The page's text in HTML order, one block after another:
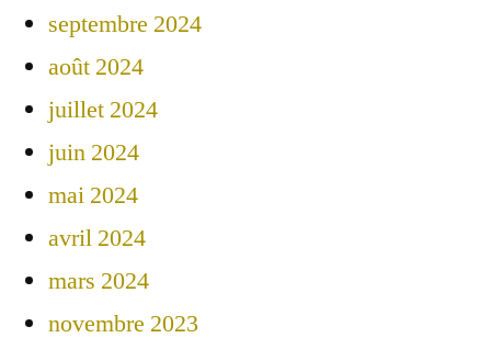
septembre 2024
août 2024
juillet 2024
juin 2024
mai 2024
avril 2024
mars 2024
novembre 2023